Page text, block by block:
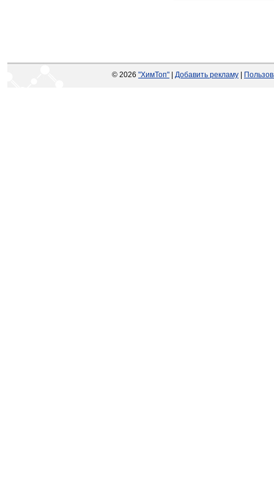
© 2026 "ХимТоп" Добавить рекламу